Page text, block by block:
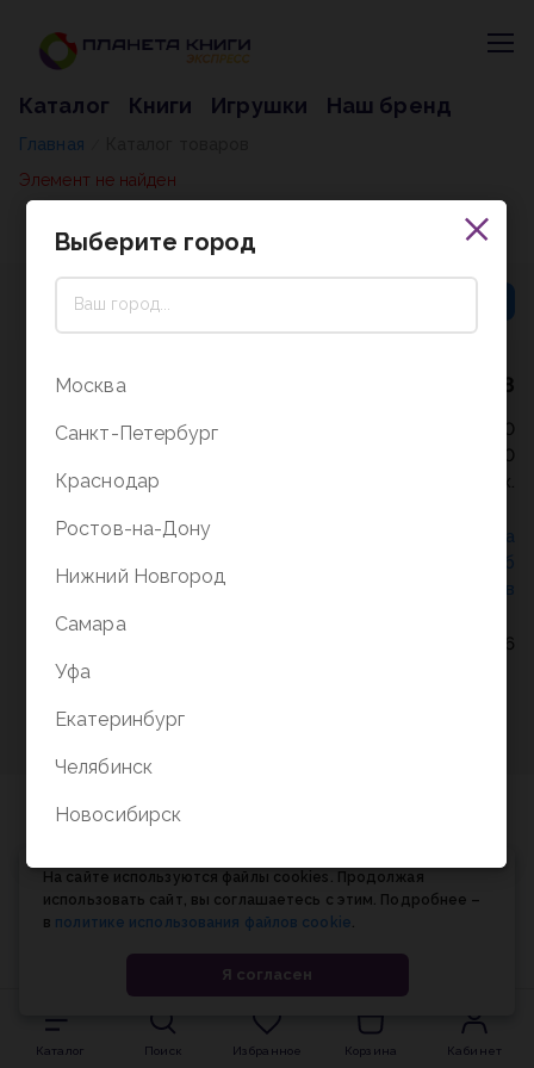
Каталог Книги Игрушки Наш бренд
Главная
Элемент не найден
8 (800) 5000-338
Режим работы - 9:30-20:00
в выходные и праздники - 10:00-19:00
без перерыва и выходных.
Политика конфиденциальности
СОГЛАСИЕ на
Соглашение об
использовании cookie-файлов
© Планета книги, 1998-2026
Каталог Поиск Избранное Корзина Кабинет
На сайте используются файлы cookies. Продолжая
использовать сайт, вы соглашаетесь с этим. Подробнее –
в политике использования файлов cookie.
Я согласен
Выберите город
Москва
Санкт-Петербург
Краснодар
Ростов-на-Дону
Нижний Новгород
Самара
Уфа
Екатеринбург
Челябинск
Новосибирск